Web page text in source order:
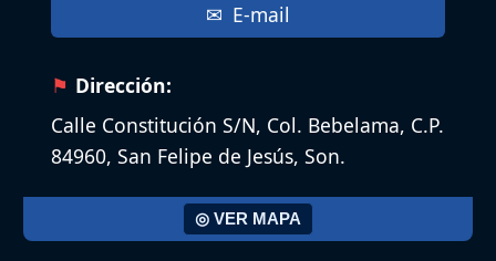
E-mail
Dirección:
Calle Constitución S/N, Col. Bebelama, C.P.
84960, San Felipe de Jesús, Son.
◎ VER MAPA